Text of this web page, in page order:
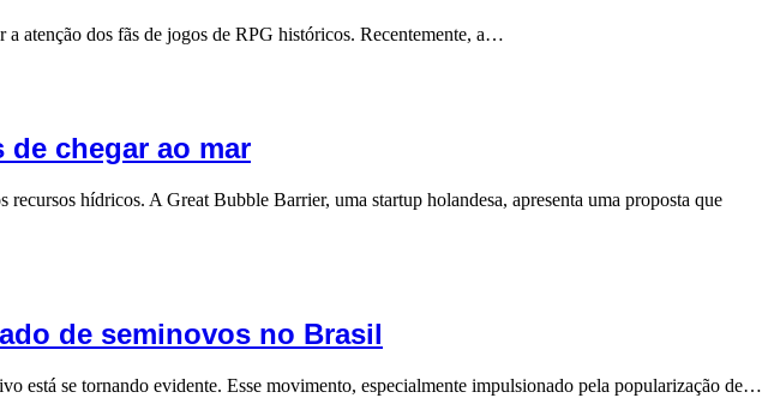
atenção dos fãs de jogos de RPG históricos. Recentemente, a…
chegar ao mar
hídricos. A Great Bubble Barrier, uma startup holandesa, apresenta uma proposta que
de seminovos no Brasil
está se tornando evidente. Esse movimento, especialmente impulsionado pela popularização de…